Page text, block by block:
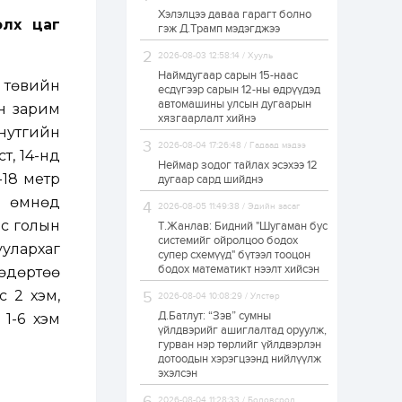
цаг
зарим
14-нд
метр
өмнөд
голын
2 хэм,
6 хэм
ЗГ: Автобензин,
дизель түлшний
онцгой албан
татварыг тэглэлээ
1 өдөр 2
З.Мэндсайхан:
Хүнсний нөөцийг
бэлтгэх агуулах,
зоорь бэлтгэх ААН-
үүдэд хөнгөлөлттэй
зээл олгоно
1 өдөр
Европ дахь
монголчуудын
соёлын наадам
боллоо
1 өдөр 2 0
Өнгөрсөн сард
1,439.2 кг үнэт
металл худалдан
авчээ
Хэлэлцээ даваа гарагт болно
гэж Д.Трамп мэдэгджээ
2026-08-03 12:58:14 / Хууль
Наймдугаар сарын 15-наас
есдүгээр сарын 12-ны өдрүүдэд
автомашины улсын дугаарын
хязгаарлалт хийнэ
2026-08-04 17:26:48 / Гадаад мэдээ
Неймар зодог тайлах эсэхээ 12
дугаар сард шийднэ
2026-08-05 11:49:38 / Эдийн засаг
Т.Жанлав: Бидний "Шугаман бус
системийг ойролцоо бодох
супер схемүүд" бүтээл тооцон
бодох математикт нээлт хийсэн
2026-08-04 10:08:29 / Улстөр
Д.Батлут: “Зэв” сумны
үйлдвэрийг ашиглалтад оруулж,
гурван нэр төрлийг үйлдвэрлэн
дотоодын хэрэгцээнд нийлүүлж
эхэлсэн